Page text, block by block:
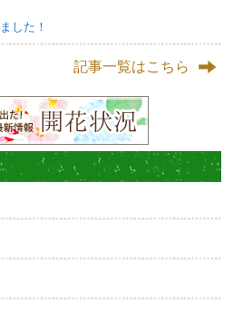
した！
記事一覧はこちら